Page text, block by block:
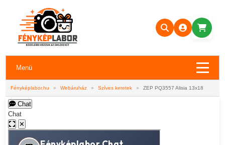
Menü
Fényképlabor.hu » Webáruház » Szíves keretek » ZEP PQ3557 Alisia 13x18
Chat
Chat
✕